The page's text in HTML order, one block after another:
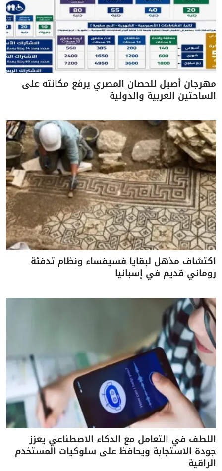
مهرجان أصيل للحصان المصري يرفع مكانته على
الساحتين العربية والدولية
اكتشاف مذهل لبقايا فسيفساء ونظام تدفئة
روماني قديم في إسبانيا
اللطف في التعامل مع الذكاء الاصطناعي يعزز
جودة الاستجابة ويحافظ على سلوكيات المستخدم
الراقية